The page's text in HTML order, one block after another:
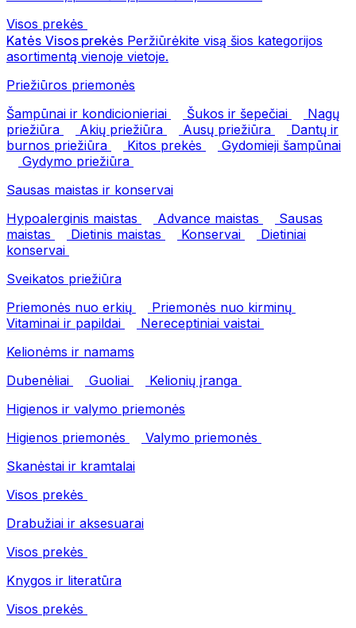
Visos prekės
Katės Visos prekės Peržiūrėkite visą šios kategorijos
asortimentą vienoje vietoje.
Priežiūros priemonės
Šampūnai ir kondicionieriai
Šukos ir šepečiai
Nagų
priežiūra
Akių priežiūra Ausų priežiūra
Dantų ir
burnos priežiūra
Kitos prekės
Gydomieji šampūnai
Gydymo priežiūra
Sausas maistas ir konservai
Hypoalerginis maistas
Advance maistas
Sausas
maistas
Dietinis maistas Konservai
Dietiniai
konservai
Sveikatos priežiūra
Priemonės nuo erkių
Priemonės nuo kirminų
Vitaminai ir papildai
Nereceptiniai vaistai
Kelionėms ir namams
Dubenėliai
Guoliai
Kelionių įranga
Higienos ir valymo priemonės
Higienos priemonės
Valymo priemonės
Skanėstai ir kramtalai
Visos prekės
Drabužiai ir aksesuarai
Visos prekės
Knygos ir literatūra
Visos prekės